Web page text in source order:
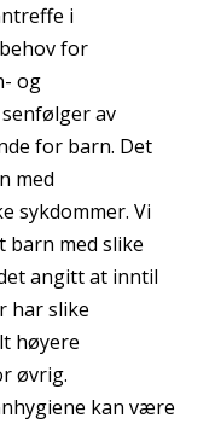
i
for
og
av
for barn. Det
med
sykdommer. Vi
barn med slike
angitt at inntil
har slike
høyere
øvrig.
kan være